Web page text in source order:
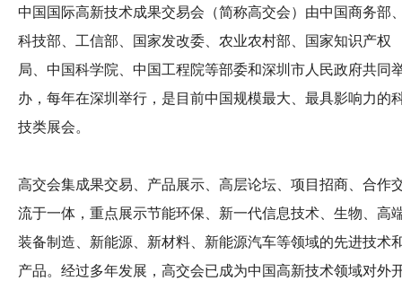
科技分享
会籍
中国国际高新技术成果交易会（简称高交会）由中国商务部
科技部、工信部、国家发改委、农业农村部、国家知识产权
局、中国科学院、中国工程院等部委和深圳市人民政府共同
办，每年在深圳举行，是目前中国规模最大、最具影响力的
技类展会。
高交会集成果交易、产品展示、高层论坛、项目招商、合作
流于一体，重点展示节能环保、新一代信息技术、生物、高
装备制造、新能源、新材料、新能源汽车等领域的先进技术
产品。经过多年发展，高交会已成为中国高新技术领域对外